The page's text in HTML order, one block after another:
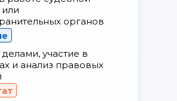
органов
участие в
и анализ правовых